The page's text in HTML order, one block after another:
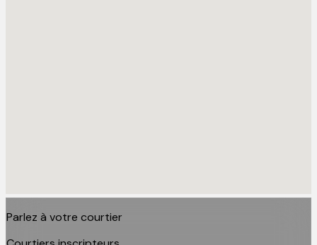
Parlez à votre courtier